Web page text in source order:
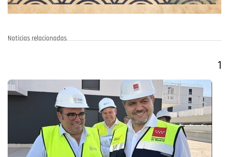
Noticias relacionadas
1